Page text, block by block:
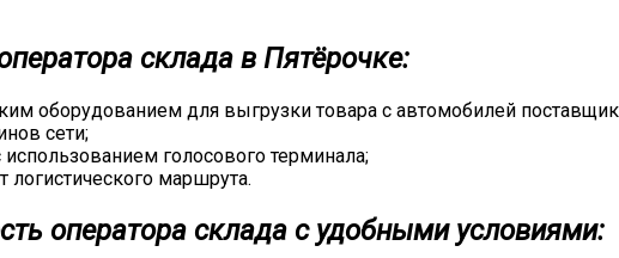
склада в Пятёрочке:
оборудованием для выгрузки товара с автомобилей
сети;
голосового терминала;
маршрута.
оператора склада с удобными условиями: